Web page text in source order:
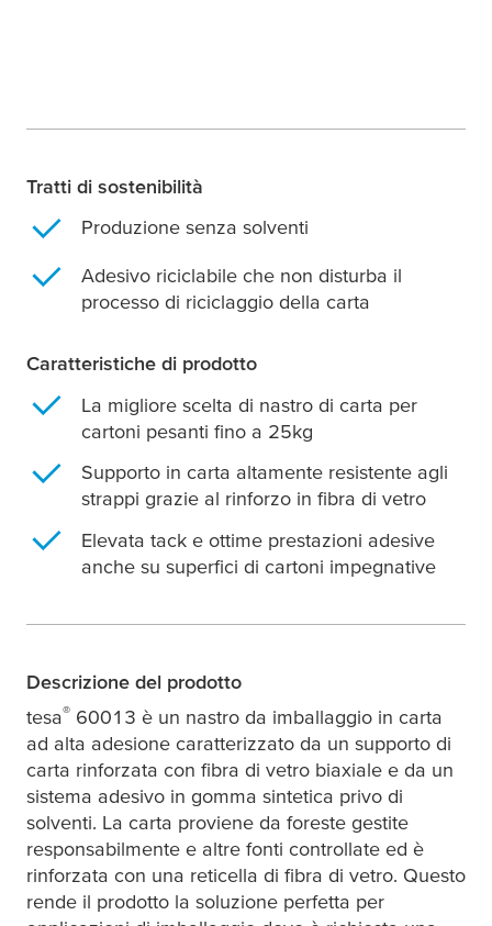
Tratti di sostenibilità
Produzione senza solventi
Adesivo riciclabile che non disturba il
processo di riciclaggio della carta
Caratteristiche di prodotto
La migliore scelta di nastro di carta per
cartoni pesanti fino a 25kg
Supporto in carta altamente resistente agli
strappi grazie al rinforzo in fibra di vetro
Elevata tack e ottime prestazioni adesive
anche su superfici di cartoni impegnative
Descrizione del prodotto
tesa® 60013 è un nastro da imballaggio in carta
ad alta adesione caratterizzato da un supporto di
carta rinforzata con fibra di vetro biaxiale e da un
sistema adesivo in gomma sintetica privo di
solventi. La carta proviene da foreste gestite
responsabilmente e altre fonti controllate ed è
rinforzata con una reticella di fibra di vetro. Questo
rende il prodotto la soluzione perfetta per